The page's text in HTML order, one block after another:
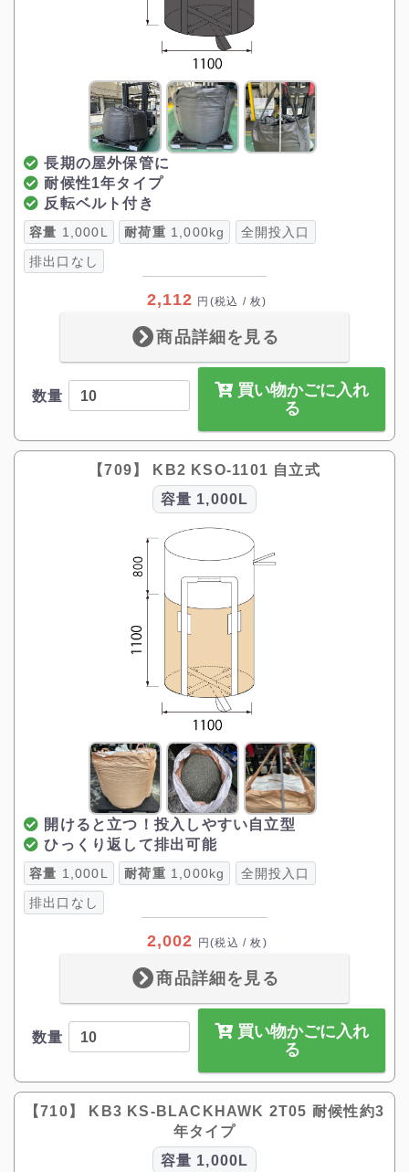
長期の屋外保管に
耐候性1年タイプ
反転ベルト付き
容量 1,000L 耐荷重 1,000kg 全開投入口
排出口なし
2,112 円 (税込 / 枚)
商品詳細を見る
数量
買い物かごに入れ
る
【709】 KB2 KSO-1101 自立式
容量 1,000L
開けると立つ！投入しやすい自立型
ひっくり返して排出可能
容量 1,000L 耐荷重 1,000kg 全開投入口
排出口なし
2,002 円(税込 / 枚)
商品詳細を見る
数量
買い物かごに入れ
る
【710】 KB3 KS-BLACKHAWK 2T05 耐候性約3
年タイプ
容量 1,000L